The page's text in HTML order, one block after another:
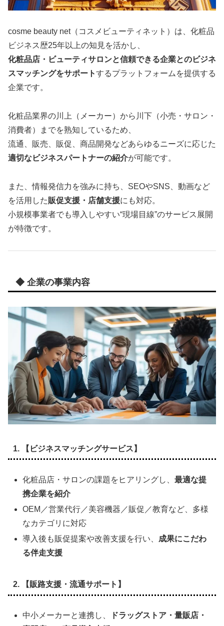
cosme beauty net（コスメビューティネット）は、化粧品
ビジネス歴25年以上の知見を活かし、
化粧品店・ビューティサロンと信頼できる企業とのビジネ
スマッチングをサポートするプラットフォームを提供する
企業です。
化粧品業界の川上（メーカー）から川下（小売・サロン・
消費者）までを熟知しているため、
流通、販売、販促、商品開発などあらゆるニーズに応じた
適切なビジネスパートナーの紹介が可能です。
また、情報発信力を強みに持ち、SEOやSNS、動画など
を活用した販促支援・店舗支援にも対応。
小規模事業者でも導入しやすい“現場目線”のサービス展開
が特徴です。
◆ 企業の事業内容
1. 【ビジネスマッチングサービス】
化粧品店・サロンの課題をヒアリングし、最適な提
携企業を紹介
OEM／営業代行／美容機器／販促／教育など、多様
なカテゴリに対応
導入後も販促提案や改善支援を行い、 成果にこだわ
る伴走支援
2. 【販路支援・流通サポート】
中小メーカーと連携し、
ドラッグストア・量販店・